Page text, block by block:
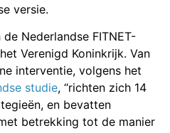
versie.
Nederlandse FITNET-
Verenigd Koninkrijk. Van
interventie, volgens het
studie, “richten zich 14
en bevatten
betrekking tot de manier